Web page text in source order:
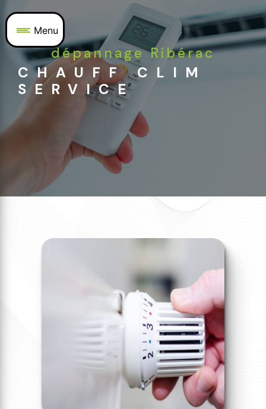
Menu
dépannage Ribérac
CHAUFF CLIM
SERVICE
Panneau de gestion des cookies